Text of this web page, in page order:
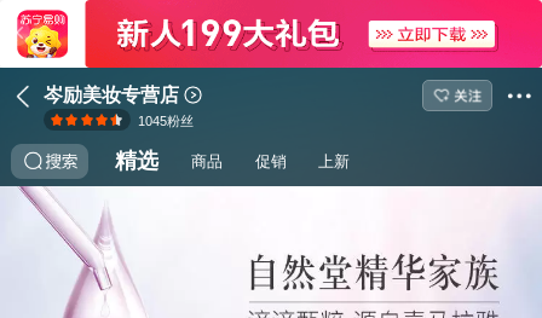
岑励美妆专营店
1045粉丝
精选 商品 促销 上新